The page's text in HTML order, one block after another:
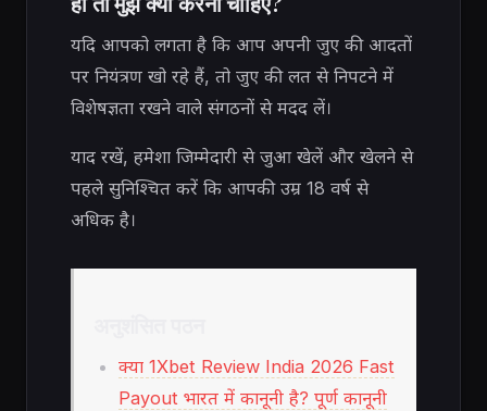
यदि आपको लगता है कि आप अपनी जुए की आदतों
पर नियंत्रण खो रहे हैं, तो जुए की लत से निपटने में
विशेषज्ञता रखने वाले संगठनों से मदद लें।
याद रखें, हमेशा जिम्मेदारी से जुआ खेलें और खेलने से
पहले सुनिश्चित करें कि आपकी उम्र 18 वर्ष से
अधिक है।
क्या 1Xbet Review India 2026 Fast
Payout भारत में कानूनी है? पूर्ण कानूनी